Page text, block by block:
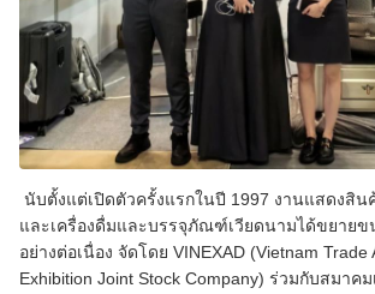
นับตั้งแต่เปิดตัวครั้งแรกในปี 1997 งานแสดงสิ
และเครื่องดื่มและบรรจุภัณฑ์เวียดนามได้ขยาย
อย่างต่อเนื่อง จัดโดย VINEXAD (Vietnam Trade
Exhibition Joint Stock Company) ร่วมกับสมาค